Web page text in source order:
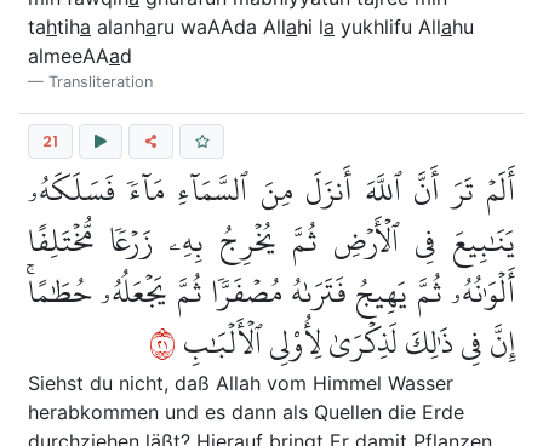
tahtiha alanharu waAAda Allahi la yukhlifu Allahu
almeeAAad
Transliteration
21
أَلَمۡ تَرَ أَنَّ ٱللَّهَ أَنزَلَ مِنَ ٱلسَّمَآءِ مَآءٗ فَسَلَكَهُۥ
يَنَٰبِيعَ فِي ٱلۡأَرۡضِ ثُمَّ يُخۡرِجُ بِهِۦ زَرۡعٗا مُّخۡتَلِفًا
أَلۡوَٰنُهُۥ ثُمَّ يَهِيجُ فَتَرَىٰهُ مُصۡفَرّٗا ثُمَّ يَجۡعَلُهُۥ حُطَٰمًاۚ
إِنَّ فِي ذَٰلِكَ لَذِكۡرَىٰ لِأُوْلِي ٱلۡأَلۡبَٰبِ١٢
Siehst du nicht, daß Allah vom Himmel Wasser
herabkommen und es dann als Quellen die Erde
durchziehen läßt? Hierauf bringt Er damit Pflanzen